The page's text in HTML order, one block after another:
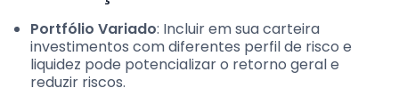
Portfólio Variado: Incluir em sua carteira
investimentos com diferentes perfil de risco e
liquidez pode potencializar o retorno geral e
reduzir riscos.